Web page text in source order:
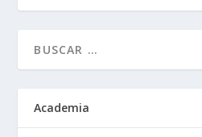
Academia